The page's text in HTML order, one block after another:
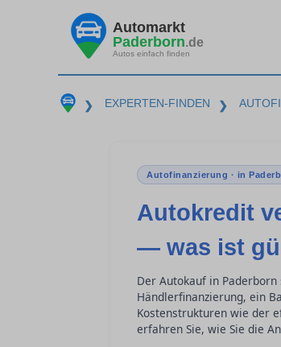
Automarkt
Paderborn.de
Autos einfach finden
❯ EXPERTEN-FINDEN ❯
Autofinanzierung · in
Autokredit
— was ist
Der Autokauf in
Händlerfinanzierung, ein
Kostenstrukturen wie der
erfahren Sie, wie Sie die